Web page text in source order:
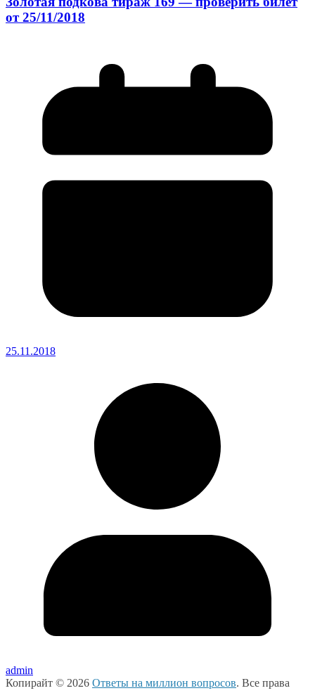
от 25/11/2018
25.11.2018
admin
Копирайт © 2026 Ответы на миллион вопросов. Все права